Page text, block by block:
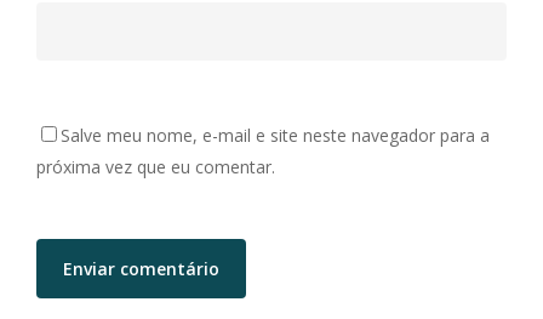
Salve meu nome, e-mail e site neste navegador para a
próxima vez que eu comentar.